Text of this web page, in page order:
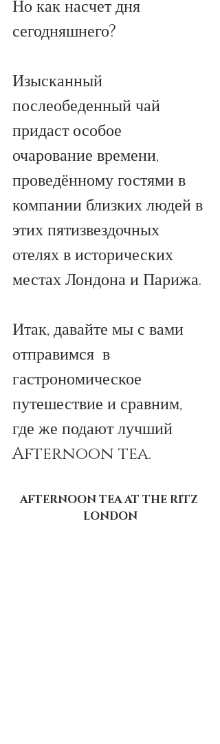
Но как насчет дня
сегодняшнего?
Изысканный
послеобеденный чай
придаст особое
очарование времени,
проведённому гостями в
компании близких людей в
этих пятизвездочных
отелях в исторических
местах Лондона и Парижа.
Итак, давайте мы с вами
отправимся  в
гастрономическое
путешествие и сравним,
где же подают лучший
Afternoon tea.
AFTERNOON TEA AT THE RITZ
LONDON